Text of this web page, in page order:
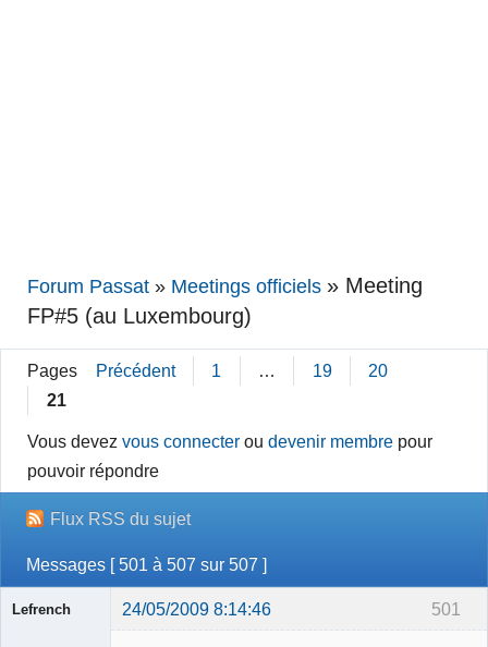
Forum Passat » Meetings officiels » Meeting
FP#5 (au Luxembourg)
Pages Précédent 1 … 19
20
21
Vous devezvous connecter oudevenir membre pour
pouvoir répondre
Flux RSS du sujet
Messages [ 501 à 507 sur 507 ]
501
Lefrench 24/05/2009 8:14:46